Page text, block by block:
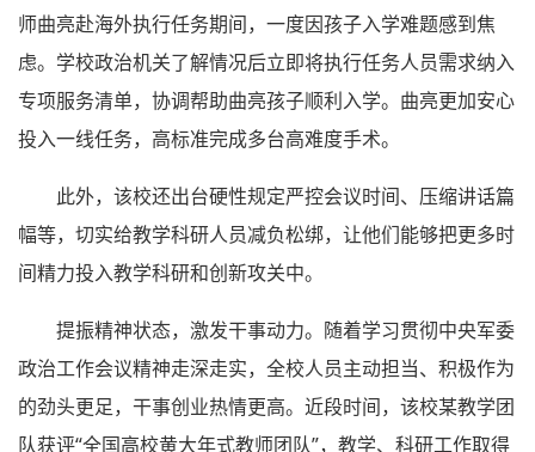
师曲亮赴海外执行任务期间，一度因孩子入学难题感到焦
虑。学校政治机关了解情况后立即将执行任务人员需求纳入
专项服务清单，协调帮助曲亮孩子顺利入学。曲亮更加安心
投入一线任务，高标准完成多台高难度手术。
此外，该校还出台硬性规定严控会议时间、压缩讲话篇
幅等，切实给教学科研人员减负松绑，让他们能够把更多时
间精力投入教学科研和创新攻关中。
提振精神状态，激发干事动力。随着学习贯彻中央军委
政治工作会议精神走深走实，全校人员主动担当、积极作为
的劲头更足，干事创业热情更高。近段时间，该校某教学团
队获评“全国高校黄大年式教师团队”，教学、科研工作取得